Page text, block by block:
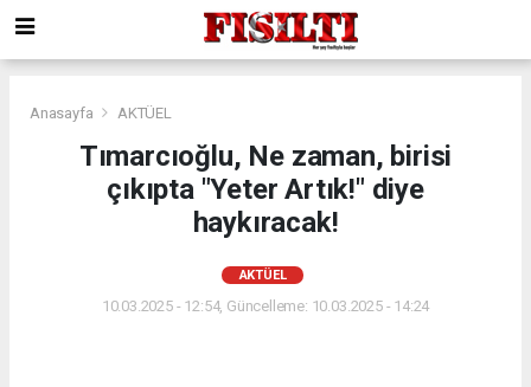
Anasayfa AKTÜEL
Tımarcıoğlu, Ne zaman, birisi
çıkıpta "Yeter Artık!" diye
haykıracak!
AKTÜEL
10.03.2025 - 12:54, Güncelleme: 10.03.2025 - 14:24